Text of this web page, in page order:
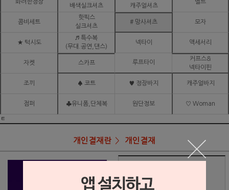
화려한정장
배색실크셔츠
캐주얼셔츠
벨트
콤비세트
핫픽스
실크셔츠
# 망사셔츠 모자
★ 턱시도
♬ 특수복
(무대.공연,댄스)
넥타이 액세서리
자켓 스카프 루프타이
커프스&
넥타이핀
조끼 ♠ 코트 ♥ 정장바지 캐주얼바지
점퍼 ♣유니폼,단체복 원단정보 ♡ Woman
ㅌ
개인결재란 개인결재
상품가 490,000